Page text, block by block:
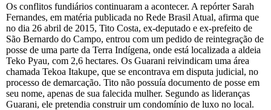
Os conflitos fundiários continuaram a acontecer. A repórter Sarah
Fernandes, em matéria publicada no Rede Brasil Atual, afirma que
no dia 26 abril de 2015, Tito Costa, ex-deputado e ex-prefeito de
São Bernardo do Campo, entrou com um pedido de reintegração de
posse de uma parte da Terra Indígena, onde está localizada a aldeia
Teko Pyau, com 2,6 hectares. Os Guarani reivindicam uma área
chamada Tekoa Itakupe, que se encontrava em disputa judicial, no
processo de demarcação. Tito não possuía documento de posse em
seu nome, apenas de sua falecida mulher. Segundo as lideranças
Guarani, ele pretendia construir um condomínio de luxo no local.